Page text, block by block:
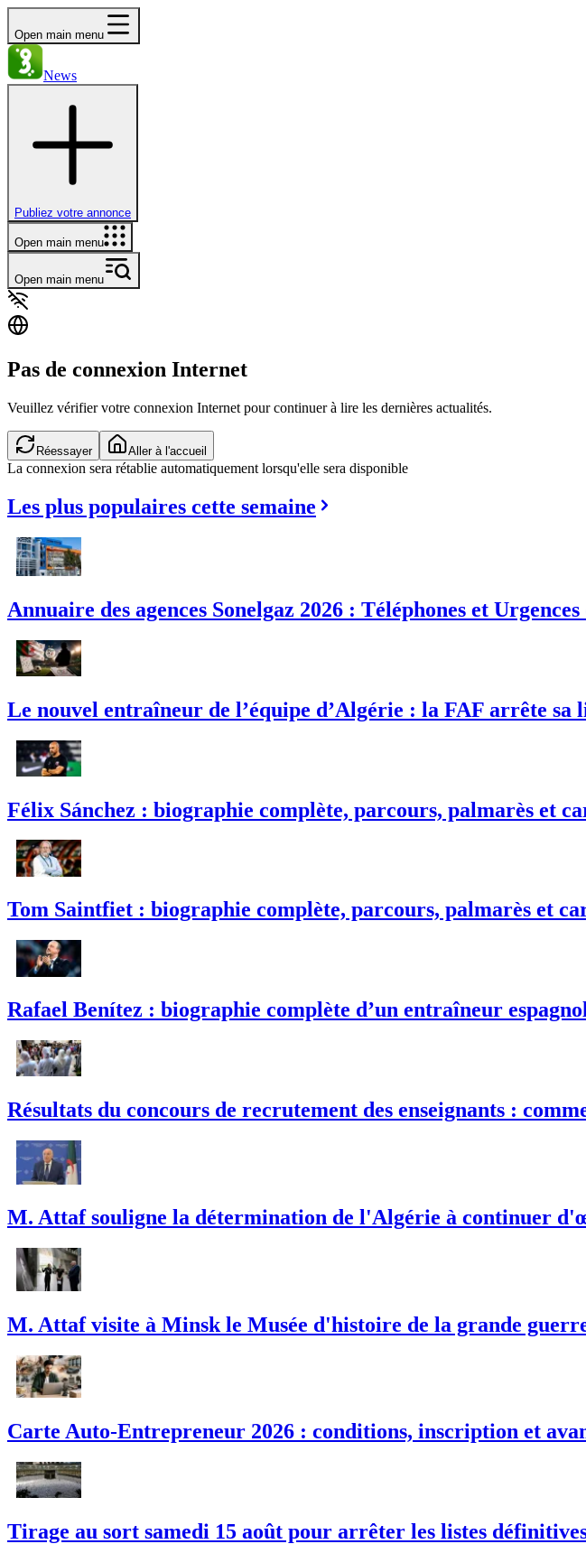
Open main menu
News
Publiez votre annonce
Open main menu
Open main menu
Pas de connexion Internet
Veuillez vérifier votre connexion Internet pour continuer à lire les dernières actualités.
Vérification de la connexion...
La connexion sera rétablie automatiquement lorsqu'elle sera disponible
Les plus populaires cette semaine
Annuaire des agences Sonelgaz 2026 : Téléphones et
Le nouvel entraîneur de l’équipe d’Algérie : la FAF arrête
Félix Sánchez : biographie complète, parcours, palmarès et
Tom Saintfiet : biographie complète, parcours, palmarès et
Rafael Benítez : biographie complète d’un entraîneur
Résultats du concours de recrutement des enseignants :
M. Attaf souligne la détermination de l'Algérie à continuer
M. Attaf visite à Minsk le Musée d'histoire de la grande
Carte Auto-Entrepreneur 2026 : conditions, inscription et
Tirage au sort samedi 15 août pour arrêter les listes